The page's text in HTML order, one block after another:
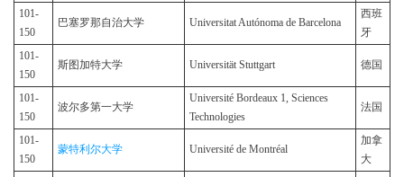
101-
150
巴塞罗那自治大学 Universitat Autónoma de Barcelona
西班
牙
101-
150
斯图加特大学 Universität Stuttgart 德国
101-
150
波尔多第一大学
Université Bordeaux 1, Sciences
Technologies
法国
101-
150
蒙特利尔大学 Université de Montréal
加拿
大